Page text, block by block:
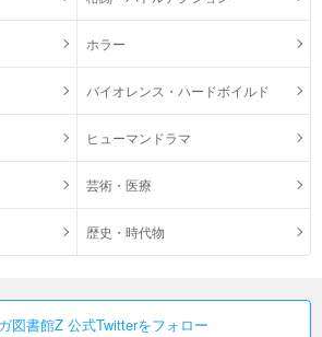
ホラー
バイオレンス・ハードボイルド
ヒューマンドラマ
芸術・医療
歴史・時代物
図書館Z 公式Twitterをフォロー